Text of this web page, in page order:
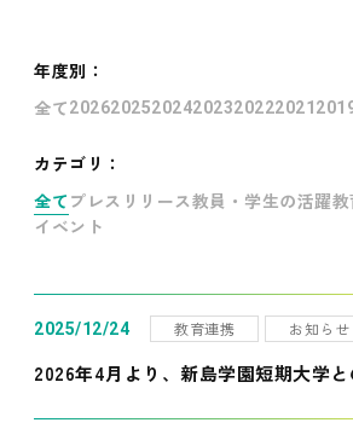
年度別 ：
全て202620252024202320222021
カテゴリ：
全て プレスリリース教員・学生の活躍
イベント
2025/12/24 教育連携 お知らせ
2026年4月より、新島学園短期大学